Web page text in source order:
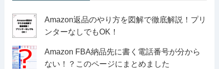
Amazon返品のやり方を図解で徹底解説！プリ
ンターなしでもOK！
Amazon FBA納品先に書く電話番号が分から
ない！？このページにまとめました